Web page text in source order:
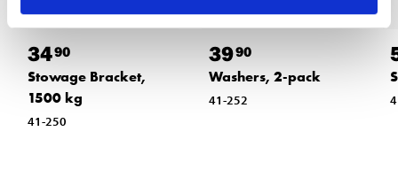
3490
Stowage Bracket,
1500 kg
41-250
3990
Washers, 2-pack
41-252